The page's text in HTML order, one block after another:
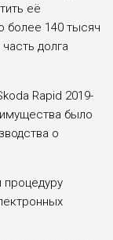
её
более 140 тысяч
долга
Rapid 2019-
было
о